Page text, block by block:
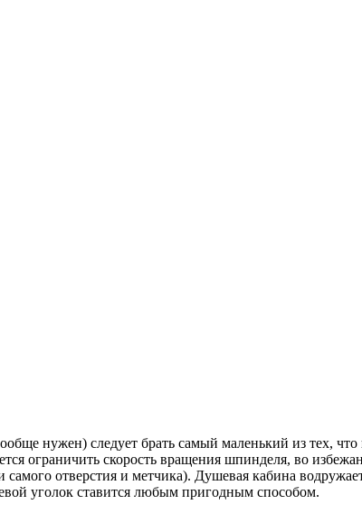
нужен) следует брать самый маленький из тех,
ограничить скорость вращения шпинделя, во
самого отверстия и метчика). Душевая кабина
уголок ставится любым пригодным способом.